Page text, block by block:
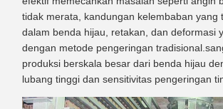
tidak merata, kandungan kelembaban yang
dalam benda hijau, retakan, dan deformasi
dengan metode pengeringan
produksi berskala besar dari benda hijau
lubang tinggi dan sensitivitas pengeringan